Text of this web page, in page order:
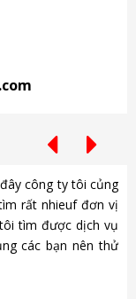
công ty tôi củng
rất nhieuf đơn vị
tìm được dịch vụ
các bạn nên thử